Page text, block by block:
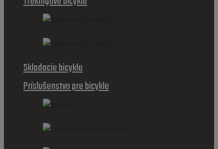
Skladacie bicykle
Príslušenstvo pre bicykle